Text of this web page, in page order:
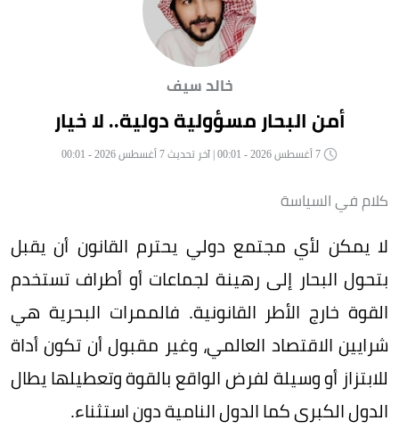
خالد سيف
أمن البحار مسؤولية دولية.. لا خيار
كلام في السياسة
لا يمكن لأي مجتمع دولي يحترم القانون أن يقبل
بتحول البحار إلى رهينة لجماعات أو أطراف تستخدم
القوة خارج الأطر القانونية. فالممرات البحرية هي
شرايين الاقتصاد العالمي، وغير مقبول أن تكون أداة
للابتزاز أو وسيلة لفرض الواقع بالقوة وتعطيلها يطال
الدول الكبرى كما الدول النامية دون استثناء.